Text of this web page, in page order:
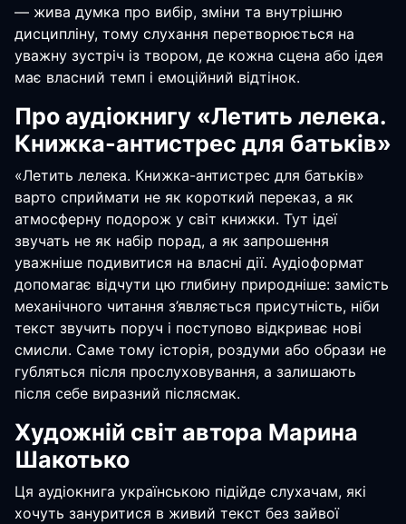
— жива думка про вибір, зміни та внутрішню
дисципліну, тому слухання перетворюється на
уважну зустріч із твором, де кожна сцена або ідея
має власний темп і емоційний відтінок.
Про аудіокнигу «Летить лелека.
Книжка-антистрес для батьків»
«Летить лелека. Книжка-антистрес для батьків»
варто сприймати не як короткий переказ, а як
атмосферну подорож у світ книжки. Тут ідеї
звучать не як набір порад, а як запрошення
уважніше подивитися на власні дії. Аудіоформат
допомагає відчути цю глибину природніше: замість
механічного читання з’являється присутність, ніби
текст звучить поруч і поступово відкриває нові
смисли. Саме тому історія, роздуми або образи не
губляться після прослуховування, а залишають
після себе виразний післясмак.
Художній світ автора Марина
Шакотько
Ця аудіокнига українською підійде слухачам, які
хочуть зануритися в живий текст без зайвої